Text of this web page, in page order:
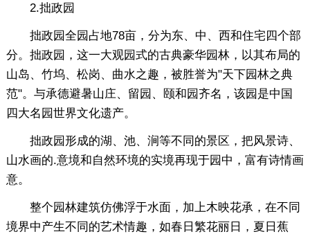
2.拙政园
拙政园全园占地78亩，分为东、中、西和住宅四个部
分。拙政园，这一大观园式的古典豪华园林，以其布局的
山岛、竹坞、松岗、曲水之趣，被胜誉为"天下园林之典
范"。与承德避暑山庄、留园、颐和园齐名，该园是中国
四大名园世界文化遗产。
拙政园形成的湖、池、涧等不同的景区，把风景诗、
山水画的.意境和自然环境的实境再现于园中，富有诗情画
意。
整个园林建筑仿佛浮于水面，加上木映花承，在不同
境界中产生不同的艺术情趣，如春日繁花丽日，夏日蕉